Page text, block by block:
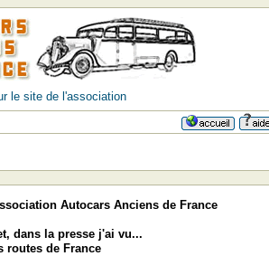
le site de l'association
Autocars Anciens de France
dans la presse j'ai vu...
routes de France